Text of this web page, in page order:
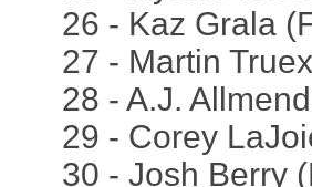
26 - Kaz Grala
27 - Martin
28 - A.J.
29 - Corey
30 - Josh Berry